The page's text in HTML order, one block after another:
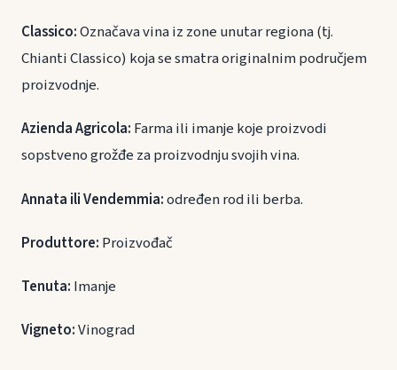
Classico:Označava vina iz zone unutar regiona (tj.
Chianti Classico) koja se smatra originalnim područjem
proizvodnje.
Azienda Agricola: Farma ili imanje koje proizvodi
sopstveno grožđe za proizvodnju svojih vina.
Annata ili Vendemmia:određen rod ili berba.
Produttore: Proizvođač
Tenuta: Imanje
Vigneto:Vinograd